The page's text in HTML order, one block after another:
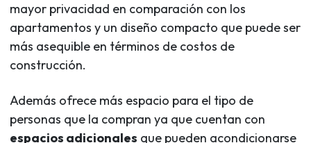
mayor privacidad en comparación con los
apartamentos y un diseño compacto que puede ser
más asequible en términos de costos de
construcción.
Además ofrece más espacio para el tipo de
personas que la compran ya que cuentan con
espacios adicionales que pueden acondicionarse